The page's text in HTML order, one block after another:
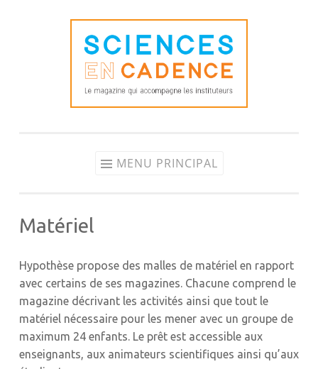
MENU PRINCIPAL
Matériel
Hypothèse propose des malles de matériel en rapport
avec certains de ses magazines. Chacune comprend le
magazine décrivant les activités ainsi que tout le
matériel nécessaire pour les mener avec un groupe de
maximum 24 enfants. Le prêt est accessible aux
enseignants, aux animateurs scientifiques ainsi qu’aux